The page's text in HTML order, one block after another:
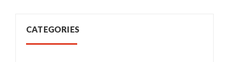
CATEGORIES